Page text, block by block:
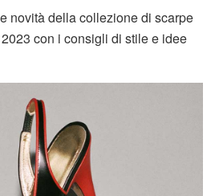
novità della collezione di scarpe
con i consigli di stile e idee